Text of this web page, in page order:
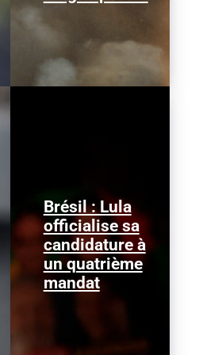
Brésil : Lula
officialise sa
candidature à
un quatrième
mandat
Lula da Silva dimanche
2 août 2026, au congrès
du Parti des travailleurs
à São Paulo - AFP Le...